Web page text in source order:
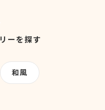
ーを探す
和風